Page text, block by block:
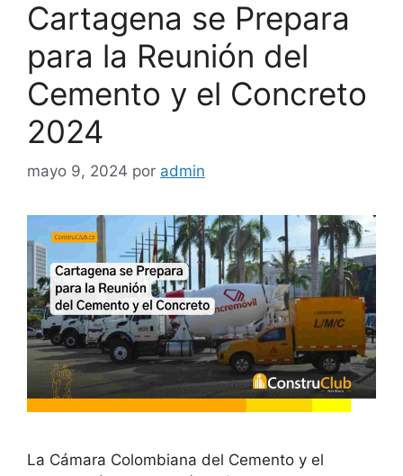
Cartagena se Prepara
para la Reunión del
Cemento y el Concreto
2024
mayo 9, 2024 por admin
La Cámara Colombiana del Cemento y el